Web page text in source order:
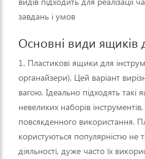
завдань і умов
Основні види ящиків
1. Пластикові ящики для
органайзери). Цей варіант
вагою. Ідеально підходять
невеликих наборів
повсякденного використання.
користуються популярністю не
діяльності, дуже часто їх